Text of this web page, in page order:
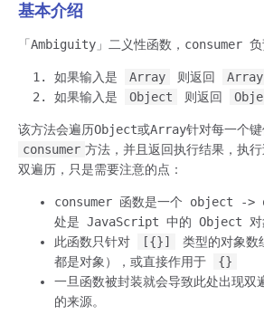
基本介绍
「Ambiguity」二义性函数，consumer
如果输入是 Array 则返回 Array
如果输入是
Object 则返回
该方法会遍历Object或Array针对每一个键
consumer 方法，并且返回执行结果，执
双遍历，只是需要注意的点：
consumer 函数是一个 object ->
处是 JavaScript 中的 Object 对
此函数只针对
[{}]
类型的对象数
都是对象），或直接作用于
{}
一旦函数被封装就会导致此处出现双
的来源。